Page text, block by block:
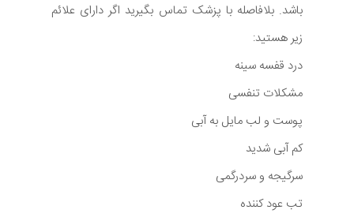
باشد. بلافاصله با پزشک تماس بگیرید اگر دارای علائم
زیر هستید:
درد قفسه سینه
مشکلات تنفسی
پوست و لب مایل به آبی
کم آبی شدید
سرگیجه و سردرگمی
تب عود کننده